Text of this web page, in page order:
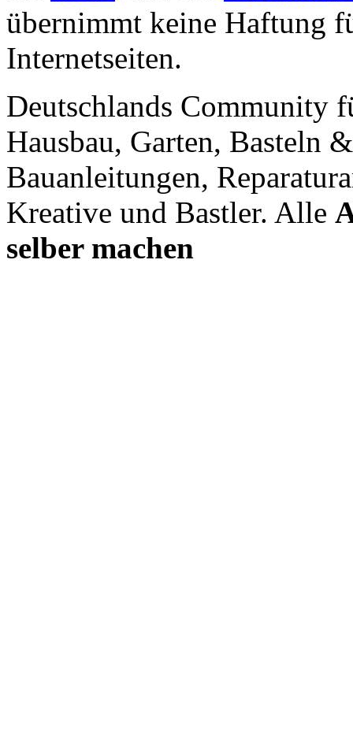
übernimmt keine Haftung
Internetseiten.
Deutschlands Community
Hausbau, Garten, Basteln
Bauanleitungen,
Kreative und Bastler. Alle
selber machen